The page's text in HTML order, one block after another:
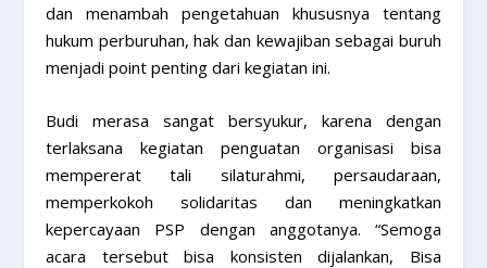
dan menambah pengetahuan khususnya tentang
hukum perburuhan, hak dan kewajiban sebagai buruh
menjadi point penting dari kegiatan ini.
Budi merasa sangat bersyukur, karena dengan
terlaksana kegiatan penguatan organisasi bisa
mempererat tali silaturahmi, persaudaraan,
memperkokoh solidaritas dan meningkatkan
kepercayaan PSP dengan anggotanya. “Semoga
acara tersebut bisa konsisten dijalankan, Bisa